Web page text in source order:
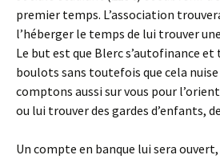
premier temps. L’association
l’héberger le temps de lui trouver
Le but est que Blerc s’autofinance
boulots sans toutefois que cela nuise
comptons aussi sur vous pour
ou lui trouver des gardes d’enfants,
Un compte en banque lui sera